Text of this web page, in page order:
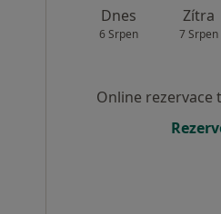
Dnes
6 Srpen
Zítra
7 Srpen
Online rezervace